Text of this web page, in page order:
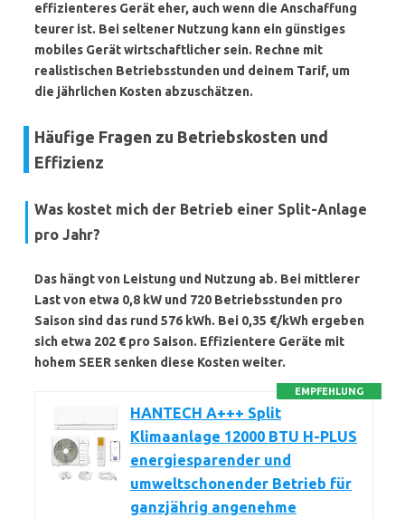
effizienteres Gerät eher, auch wenn die Anschaffung
teurer ist. Bei seltener Nutzung kann ein günstiges
mobiles Gerät wirtschaftlicher sein. Rechne mit
realistischen Betriebsstunden und deinem Tarif, um
die jährlichen Kosten abzuschätzen.
Häufige Fragen zu Betriebskosten und
Effizienz
Was kostet mich der Betrieb einer Split-Anlage
pro Jahr?
Das hängt von Leistung und Nutzung ab. Bei mittlerer
Last von etwa 0,8 kW und 720 Betriebsstunden pro
Saison sind das rund 576 kWh. Bei 0,35 €/kWh ergeben
sich etwa 202 € pro Saison. Effizientere Geräte mit
hohem SEER senken diese Kosten weiter.
EMPFEHLUNG
HANTECH A+++ Split
Klimaanlage 12000 BTU H-PLUS
energiesparender und
umweltschonender Betrieb für
ganzjährig angenehme